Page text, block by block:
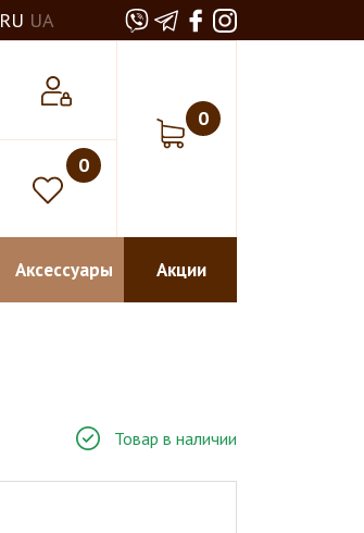
RU UA
0
0
Аксессуары Акции
Товар в наличии